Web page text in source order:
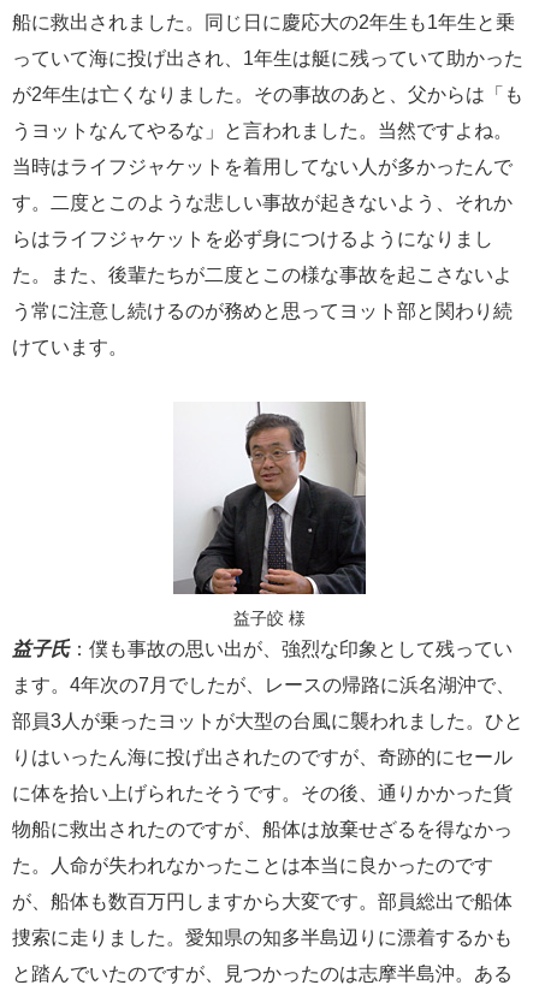
船に救出されました。同じ日に慶応大の2年生も1年生と乗
っていて海に投げ出され、1年生は艇に残っていて助かった
が2年生は亡くなりました。その事故のあと、父からは「も
うヨットなんてやるな」と言われました。当然ですよね。
当時はライフジャケットを着用してない人が多かったんで
す。二度とこのような悲しい事故が起きないよう、それか
らはライフジャケットを必ず身につけるようになりまし
た。また、後輩たちが二度とこの様な事故を起こさないよ
う常に注意し続けるのが務めと思ってヨット部と関わり続
けています。
益子皎 様
益子氏：僕も事故の思い出が、強烈な印象として残ってい
ます。4年次の7月でしたが、レースの帰路に浜名湖沖で、
部員3人が乗ったヨットが大型の台風に襲われました。ひと
りはいったん海に投げ出されたのですが、奇跡的にセール
に体を拾い上げられたそうです。その後、通りかかった貨
物船に救出されたのですが、船体は放棄せざるを得なかっ
た。人命が失われなかったことは本当に良かったのです
が、船体も数百万円しますから大変です。部員総出で船体
捜索に走りました。愛知県の知多半島辺りに漂着するかも
と踏んでいたのですが、見つかったのは志摩半島沖。ある